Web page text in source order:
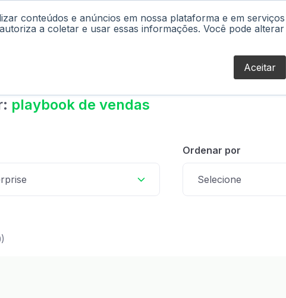
conteúdos e anúncios em nossa plataforma e em serviços
a coletar e usar essas informações. Você pode alterar
Aceitar
Labs Falar com Consultor Blog
playbook de vendas
Ordenar por
Selecione